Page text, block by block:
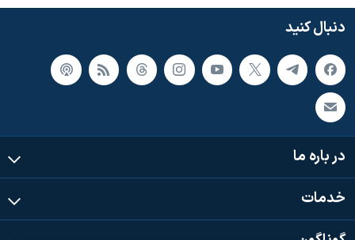
دنبال کنید
در باره ما
خدمات